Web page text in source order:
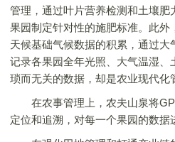
管理，通过叶片营养检测和土壤肥
果园制定针对性的施肥标准。此外
天候基础气候数据的积累，通过大
记录各果园全年光照、大气温湿、
琐而无关的数据，却是农业现代化
在农事管理上，农夫山泉将
定位和追溯，对每一个果园的数据